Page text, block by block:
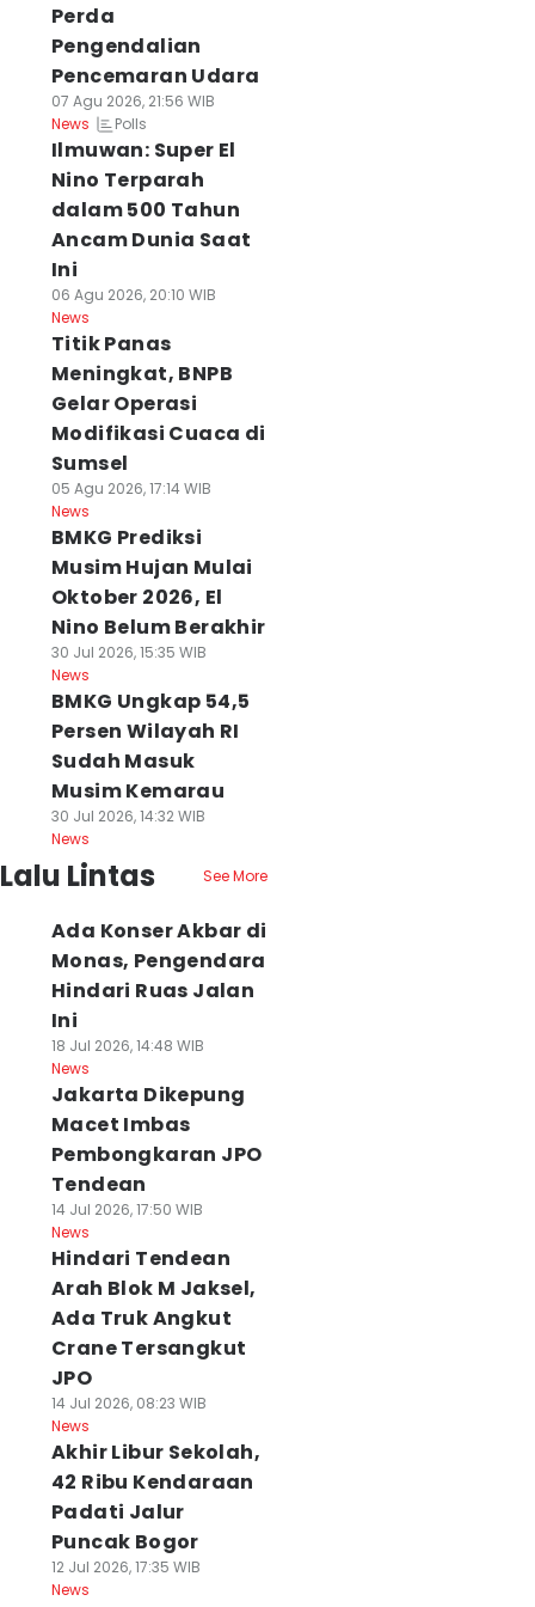
Perda
Pengendalian
Pencemaran Udara
07 Agu 2026, 21:56 WIB
News
Polls
Ilmuwan: Super El
Nino Terparah
dalam 500 Tahun
Ancam Dunia Saat
Ini
06 Agu 2026, 20:10 WIB
News
Titik Panas
Meningkat, BNPB
Gelar Operasi
Modifikasi Cuaca di
Sumsel
05 Agu 2026, 17:14 WIB
News
BMKG Prediksi
Musim Hujan Mulai
Oktober 2026, El
Nino Belum Berakhir
30 Jul 2026, 15:35 WIB
News
BMKG Ungkap 54,5
Persen Wilayah RI
Sudah Masuk
Musim Kemarau
30 Jul 2026, 14:32 WIB
News
Lintas See More
Ada Konser Akbar di
Monas, Pengendara
Hindari Ruas Jalan
Ini
18 Jul 2026, 14:48 WIB
News
Jakarta Dikepung
Macet Imbas
Pembongkaran JPO
Tendean
14 Jul 2026, 17:50 WIB
News
Hindari Tendean
Arah Blok M Jaksel,
Ada Truk Angkut
Crane Tersangkut
JPO
14 Jul 2026, 08:23 WIB
News
Akhir Libur Sekolah,
42 Ribu Kendaraan
Padati Jalur
Puncak Bogor
12 Jul 2026, 17:35 WIB
News